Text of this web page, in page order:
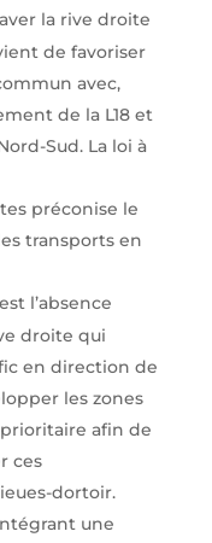
la rive droite
de favoriser
avec,
de la L18 et
Sud. La loi à
préconise le
transports en
l’absence
droite qui
en direction de
les zones
afin de
ces
dortoir.
une